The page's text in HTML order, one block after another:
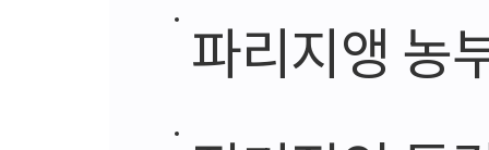
파리지앵 농